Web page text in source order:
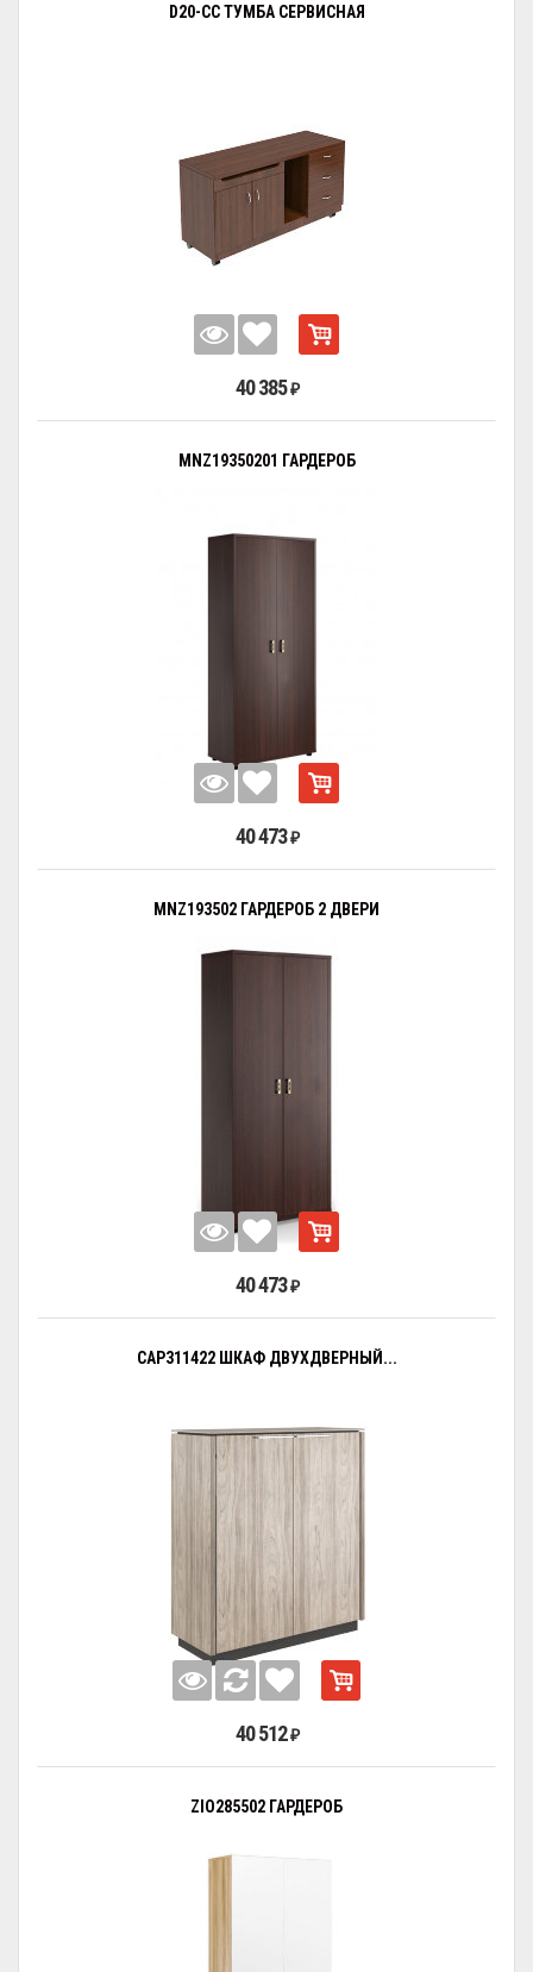
D20-СC ТУМБА СЕРВИСНАЯ
40 385 ₽
MNZ19350201 ГАРДЕРОБ
40 473 ₽
MNZ193502 ГАРДЕРОБ 2 ДВЕРИ
40 473 ₽
CAP311422 ШКАФ ДВУХДВЕРНЫЙ...
40 512 ₽
ZIO285502 ГАРДЕРОБ